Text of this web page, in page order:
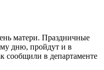
матери. Праздничные
дню, пройдут и в
сообщили в департаменте